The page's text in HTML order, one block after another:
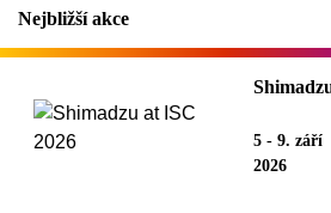
Nejbližší akce
5 - 9. září
2026